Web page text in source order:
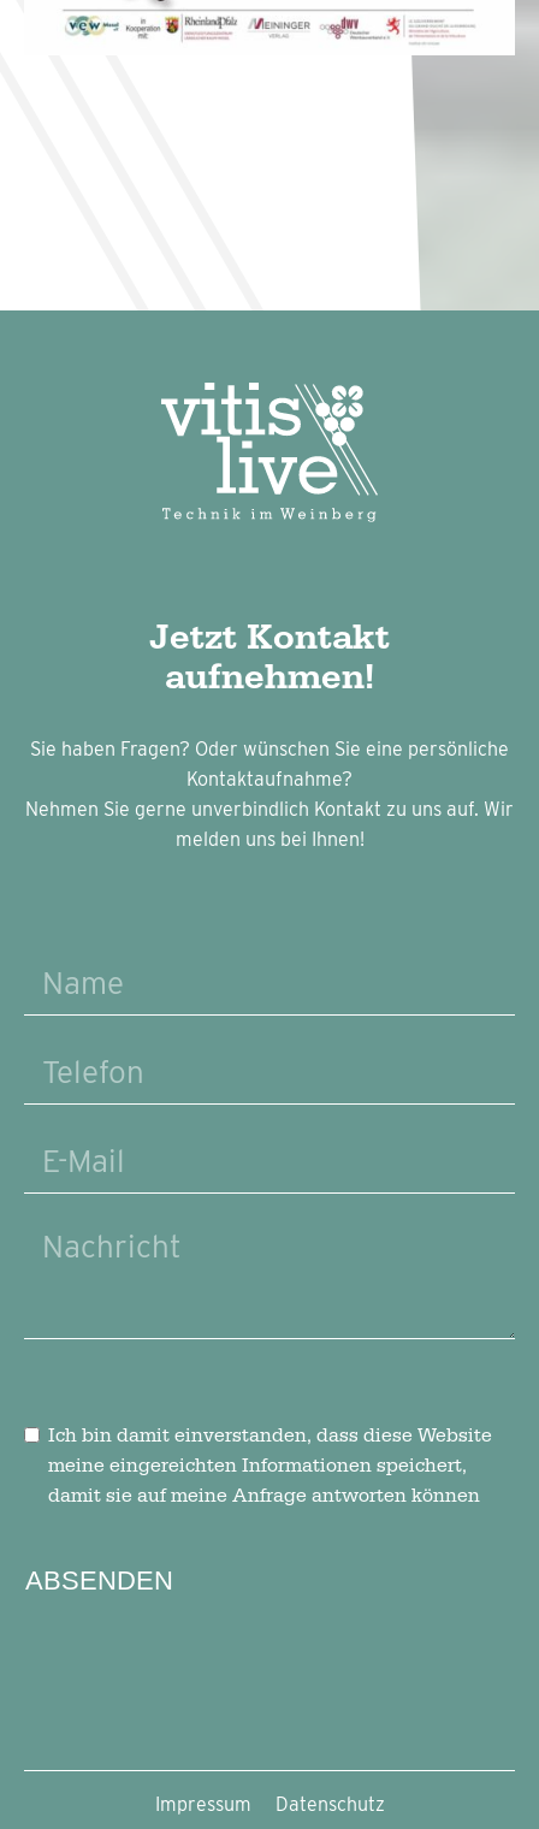
Jetzt Kontakt
aufnehmen!
Sie haben Fragen? Oder wünschen Sie eine persönliche
Kontaktaufnahme?
Nehmen Sie gerne unverbindlich Kontakt zu uns auf. Wir
melden uns bei Ihnen!
Ich bin damit einverstanden, dass diese Website
meine eingereichten Informationen speichert,
damit sie auf meine Anfrage antworten können
ABSENDEN
Impressum Datenschutz